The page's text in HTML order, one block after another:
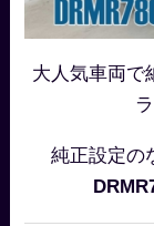
大人気車両で
純正設定の